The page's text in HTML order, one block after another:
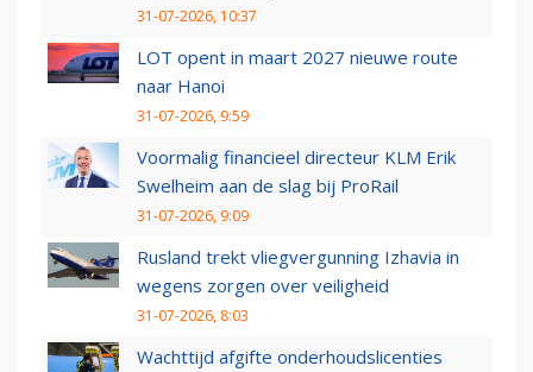
31-07-2026, 10:37
LOT opent in maart 2027 nieuwe route
naar Hanoi
31-07-2026, 9:59
Voormalig financieel directeur KLM Erik
Swelheim aan de slag bij ProRail
31-07-2026, 9:09
Rusland trekt vliegvergunning Izhavia in
wegens zorgen over veiligheid
31-07-2026, 8:03
Wachttijd afgifte onderhoudslicenties